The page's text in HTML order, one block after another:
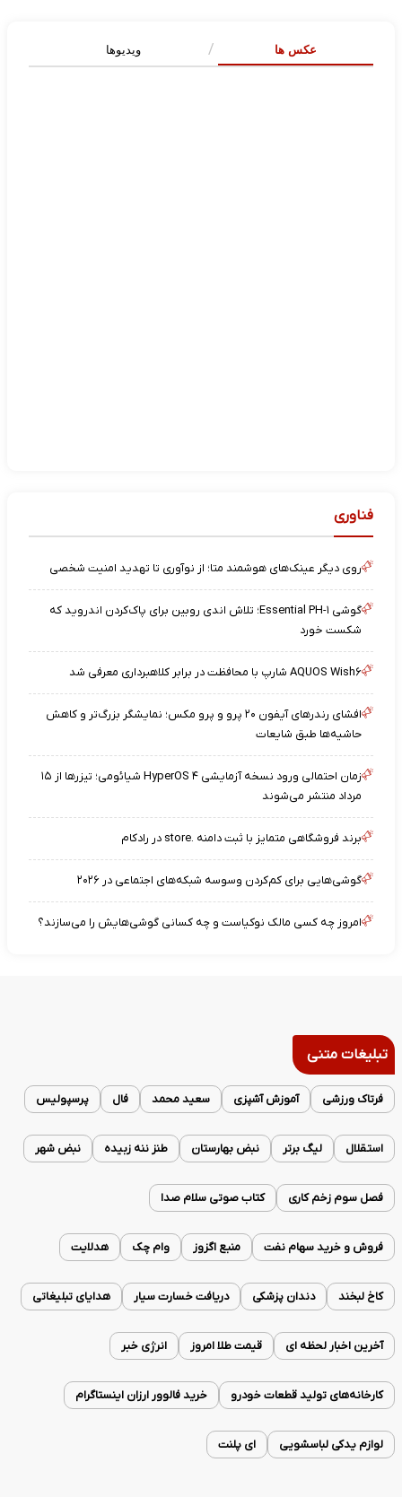
عکس ها ویدیوها
فناوری
روی دیگر عینک‌های هوشمند متا؛ از نوآوری تا تهدید امنیت شخصی
گوشی Essential PH-۱؛ تلاش اندی روبین برای پاک‌کردن اندروید که
شکست خورد
AQUOS Wish۶ شارپ با محافظت در برابر کلاهبرداری معرفی شد
افشای رندرهای آیفون ۲۰ پرو و پرو مکس؛ نمایشگر بزرگ‌تر و کاهش
حاشیه‌ها طبق شایعات
زمان احتمالی ورود نسخه آزمایشی HyperOS ۴ شیائومی؛ تیزرها از ۱۵
مرداد منتشر می‌شوند
برند فروشگاهی متمایز با ثبت دامنه .store در رادکام
گوشی‌هایی برای کم‌کردن وسوسه شبکه‌های اجتماعی در ۲۰۲۶
امروز چه کسی مالک نوکیاست و چه کسانی گوشی‌هایش را می‌سازند؟
تبلیغات متنی
فرتاک ورزشی آموزش آشپزی سعید محمد فال پرسپولیس
استقلال لیگ برتر نبض بهارستان طنز ننه زبیده نبض شهر
فصل سوم زخم کاری کتاب صوتی سلام صدا
فروش و خرید سهام نفت منبع اگزوز وام چک هدلایت
کاخ لبخند دندان پزشکی دریافت خسارت سیار هدایای تبلیغاتی
آخرین اخبار لحظه ای قیمت طلا امروز انرژی خبر
کارخانه‌های تولید قطعات خودرو خرید فالوور ارزان اینستاگرام
لوازم یدکی لباسشویی ای پلنت